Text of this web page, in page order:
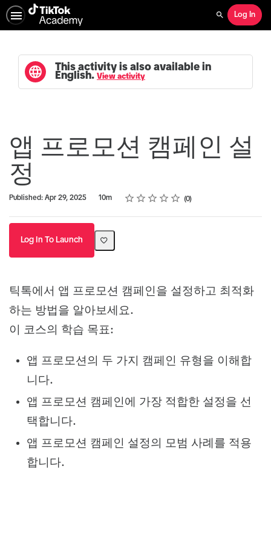
Search
Log In
This activity is also available in
English. View activity
앱 프로모션 캠페인 설
정
Published: Apr 29, 2025
Duration 10m Rating
1 star
2 stars
3 stars
4 stars
5 stars
Average rating: 0 0
No reviews
Log In To Launch
틱톡에서 앱 프로모션 캠페인을 설정하고 최적화
하는 방법을 알아보세요.
이 코스의 학습 목표:
앱 프로모션의 두 가지 캠페인 유형을 이해합
니다.
앱 프로모션 캠페인에 가장 적합한 설정을 선
택합니다.
앱 프로모션 캠페인 설정의 모범 사례를 적용
합니다.